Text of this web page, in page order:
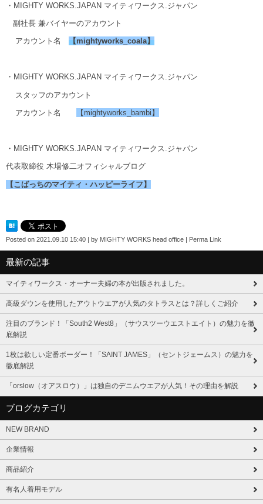
・MIGHTY WORKS.JAPAN マイティワークス.ジャパン
副社長 兼バイヤーのアカウント
アカウント名 【mightyworks_coala】
・MIGHTY WORKS.JAPAN マイティワークス.ジャパン
スタッフのアカウント
アカウント名 【mightyworks_bambi】
・MIGHTY WORKS.JAPAN マイティワークス.ジャパン
代表取締役 木場修二オフィシャルブログ
【こばっちのマイティ・ハッピーライフ】
Posted on 2021.09.10 15:40 | by MIGHTY WORKS head office | Perma Link
最新の記事
マイティワークス・オーナー夫婦の本が出版されました。
高級ダウンを使用したアウトウエアが人気のタトラスとは？詳しくご紹介
注目のブランド！「South2 West8」（サウスツーウエストエイト）の魅力を徹
底解説
1枚は欲しい定番ボーダー！「SAINT JAMES」（セントジェームス）の魅力を
徹底解説
「orslow（オアスロウ）」は独自のデニムウエアが人気！その理由を解説
ブログカテゴリ
NEW BRAND
企業情報
商品紹介
有名人着用モデル